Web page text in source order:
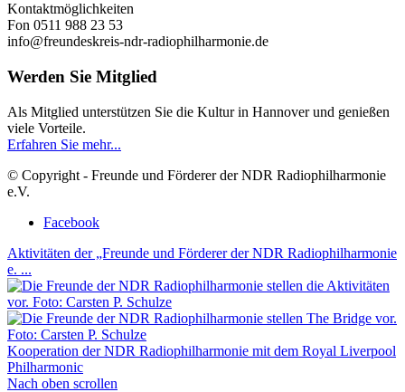
Kontaktmöglichkeiten
Fon 0511 988 23 53
info@freundeskreis-ndr-radiophilharmonie.de
Werden Sie Mitglied
Als Mitglied unterstützen Sie die Kultur in Hannover und genießen
viele Vorteile.
Erfahren Sie mehr...
© Copyright - Freunde und Förderer der NDR Radiophilharmonie
e.V.
Facebook
Aktivitäten der „Freunde und Förderer der NDR Radiophilharmonie
e. ...
Kooperation der NDR Radiophilharmonie mit dem Royal Liverpool
Philharmonic
Nach oben scrollen